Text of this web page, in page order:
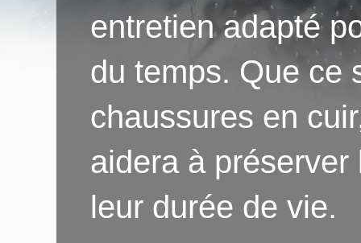
entretien adapté
du temps. Que ce
chaussures en
aidera à
leur durée de vie.